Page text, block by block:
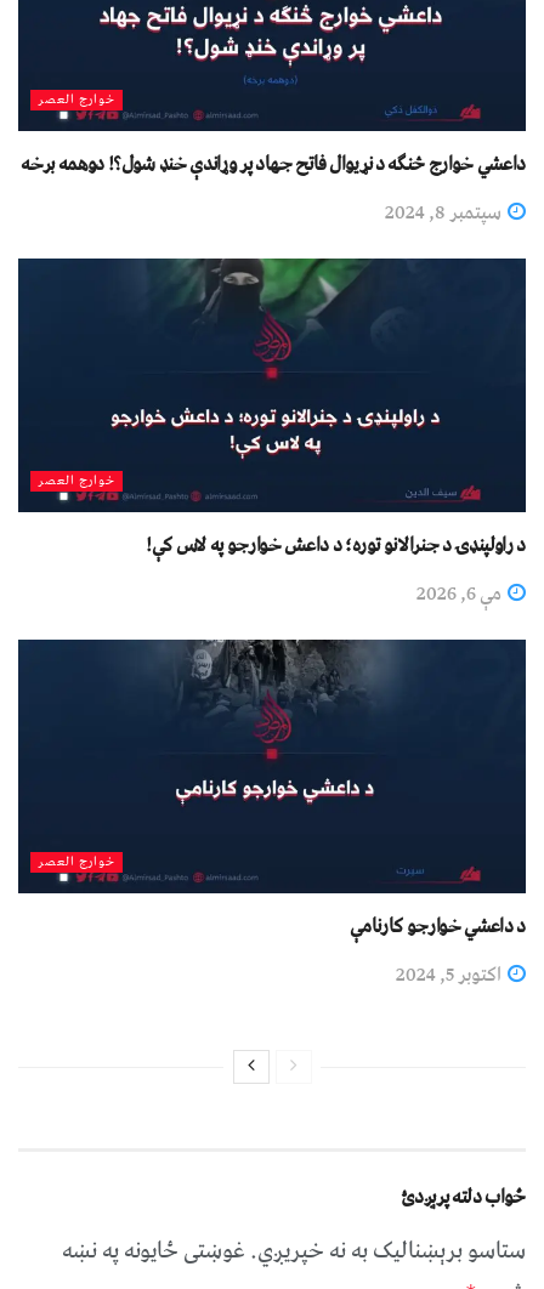
خوارج العصر
داعشي خوارج څنګه د نړیوال فاتح جهاد پر وړاندې خنډ شول؟! دوهمه برخه
سپتمبر 8, 2024
خوارج العصر
د راولپنډۍ د جنرالانو توره؛ د داعش خوارجو په لاس کې!
مې 6, 2026
خوارج العصر
د داعشي خوارجو کارنامې
اکتوبر 5, 2024
ځواب دلته پرېږدئ
ستاسو برېښناليک به نه خپريږي.غوښتى ځایونه په نښه